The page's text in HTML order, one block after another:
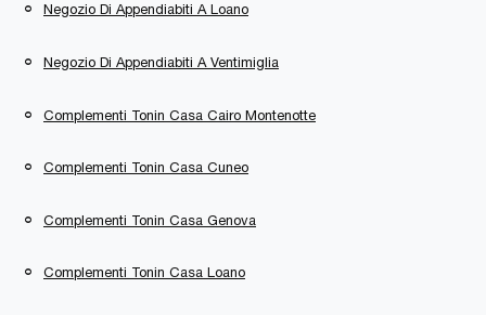
Negozio Di Appendiabiti A Loano
Negozio Di Appendiabiti A Ventimiglia
Complementi Tonin Casa Cairo Montenotte
Complementi Tonin Casa Cuneo
Complementi Tonin Casa Genova
Complementi Tonin Casa Loano